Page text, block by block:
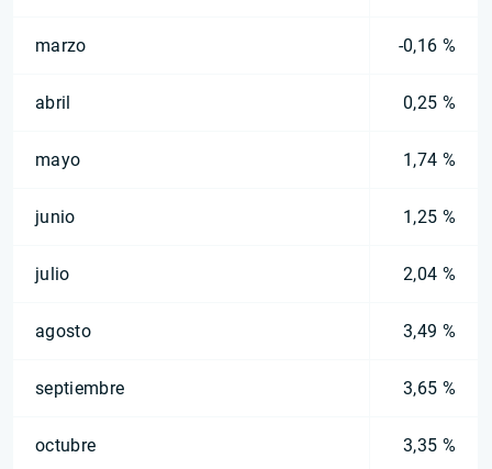
marzo -0,16 %
abril 0,25 %
mayo 1,74 %
junio 1,25 %
julio 2,04 %
agosto 3,49 %
septiembre 3,65 %
octubre 3,35 %